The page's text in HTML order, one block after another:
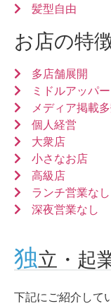
髪型自由
お店の特
多店舗展開
ミドルアッパー
メディア掲載
個人経営
大衆店
小さなお店
高級店
ランチ営業なし
深夜営業なし
独立・起
下記にご紹介して